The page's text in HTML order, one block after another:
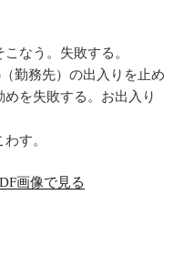
なう。失敗する。
勤務先）の出入りを止め
を失敗する。お出入り
す。
画像で見る